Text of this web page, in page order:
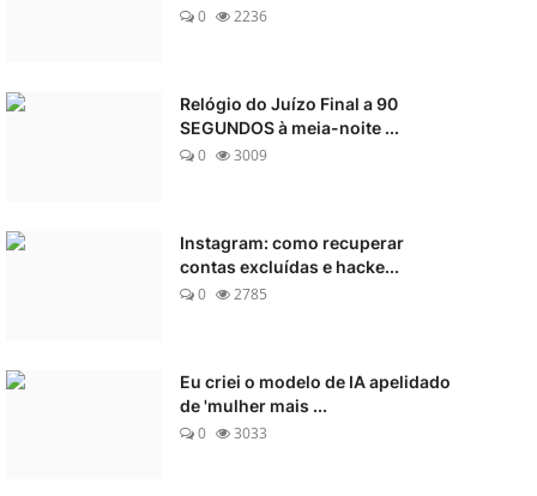
0
2236
Relógio do Juízo Final a 90
SEGUNDOS à meia-noite ...
0
3009
Instagram: como recuperar
contas excluídas e hacke...
0
2785
Eu criei o modelo de IA apelidado
de 'mulher mais ...
0
3033